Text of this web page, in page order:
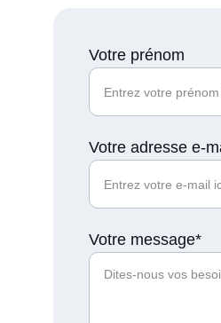
Votre prénom
Votre adresse e-
Votre message*